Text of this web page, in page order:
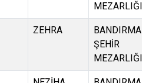
MEZARLIĞI
ZEHRA
BANDIRMA
ŞEHİR
MEZARLIĞI